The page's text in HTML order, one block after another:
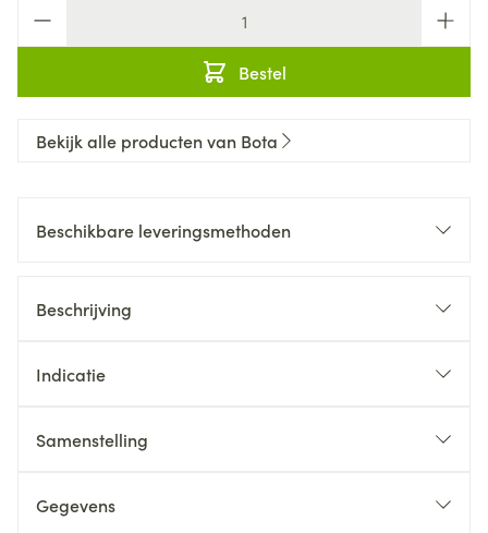
Bestel
Bekijk alle producten van Bota
Beschikbare leveringsmethoden
Beschrijving
Indicatie
Samenstelling
Gegevens